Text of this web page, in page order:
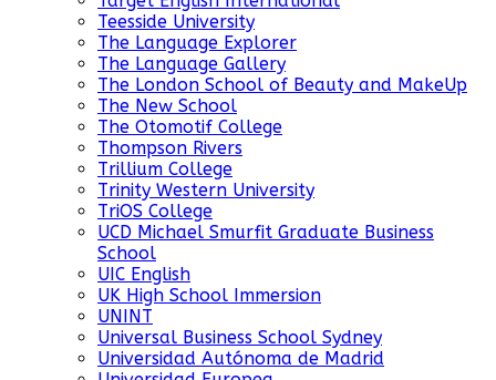
Teesside University
The Language Explorer
The Language Gallery
The London School of Beauty and MakeUp
The New School
The Otomotif College
Thompson Rivers
Trillium College
Trinity Western University
TriOS College
UCD Michael Smurfit Graduate Business
School
UIC English
UK High School Immersion
UNINT
Universal Business School Sydney
Universidad Autónoma de Madrid